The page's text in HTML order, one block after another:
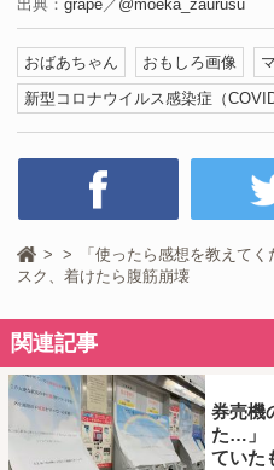
出典： grape ／ @moeka_zaurusu
おばあちゃん おもしろ画像
新型コロナウイルス感染症（
「使ったら感想を教えて
スク、着けたら腹筋崩壊
関連記事
券売機
た…」
ていた